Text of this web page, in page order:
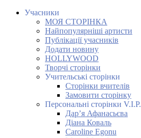
Учасники
МОЯ СТОРІНКА
Найпопулярніші артисти
Публікації учасників
Додати новину
HOLLYWOOD
Творчі сторінки
Учительські сторінки
Сторінки вчителів
Замовити сторінку
Персональні сторінки V.I.P.
Дар’я Афанасьєва
Діана Коваль
Caroline Egonu